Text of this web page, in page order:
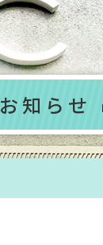
お知らせ